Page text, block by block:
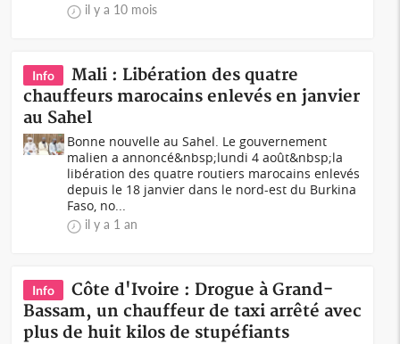
il y a 10 mois
Info
Mali : Libération des quatre
chauffeurs marocains enlevés en janvier
au Sahel
Bonne nouvelle au Sahel. Le gouvernement
malien a annoncé&nbsp;lundi 4 août&nbsp;la
libération des quatre routiers marocains enlevés
depuis le 18 janvier dans le nord-est du Burkina
Faso, no...
il y a 1 an
Info
Côte d'Ivoire : Drogue à Grand-
Bassam, un chauffeur de taxi arrêté avec
plus de huit kilos de stupéfiants